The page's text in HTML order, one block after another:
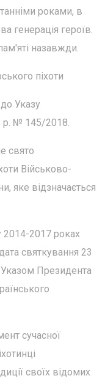
роками, в
генерація героїв.
назавжди.
піхоти
Указу
р. № 145/2018.
свято
Військово-
яке відзначається
2014-2017 роках
святкування 23
Президента
сучасної
своїх відомих